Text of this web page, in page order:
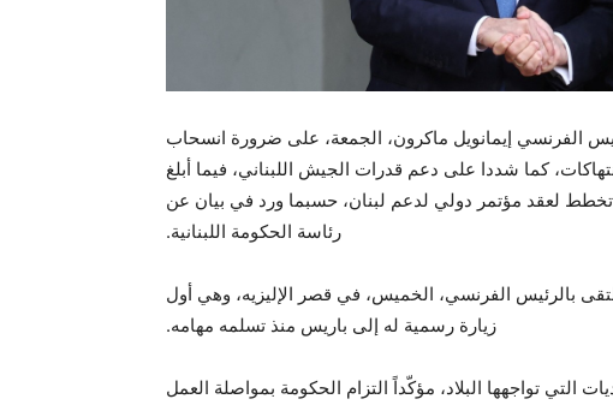
الفرنسي إيمانويل ماكرون، الجمعة، على ضرورة انسحاب
كما شددا على دعم قدرات الجيش اللبناني، فيما أبلغ
تخطط لعقد مؤتمر دولي لدعم لبنان، حسبما ورد في بيان عن
رئاسة الحكومة اللبنانية.
بالرئيس الفرنسي، الخميس، في قصر الإليزيه، وهي أول
زيارة رسمية له إلى باريس منذ تسلمه مهامه.
التي تواجهها البلاد، مؤكّداً التزام الحكومة بمواصلة العمل